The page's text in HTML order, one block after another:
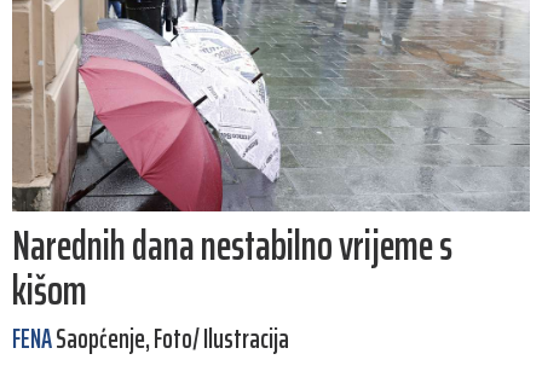
Narednih dana nestabilno vrijeme s
kišom
FENASaopćenje, Foto/ Ilustracija